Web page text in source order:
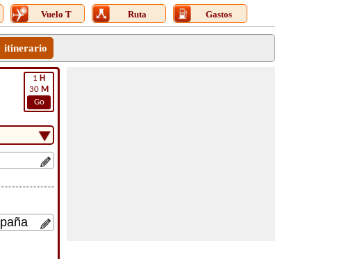
Vuelo T Ruta Gastos
itinerario
1 H
30 M
Go